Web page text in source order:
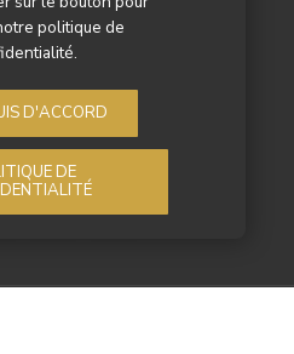
politique de
D'ACCORD
DE